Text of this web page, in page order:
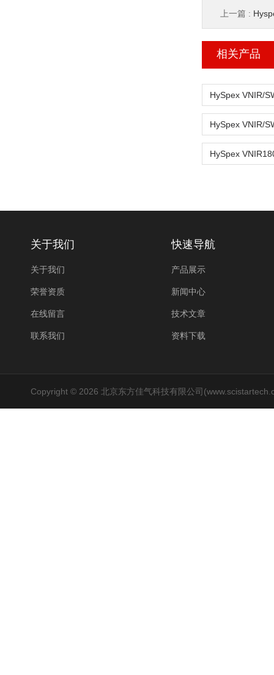
上一篇 :
相关产品
关于我们
关于我们
荣誉资质
在线留言
联系我们
快速导航
产品展示
新闻中心
技术文章
资料下载
Copyright © 2026 北京东方佳气科技有限公司